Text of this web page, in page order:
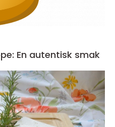
En autentisk smak